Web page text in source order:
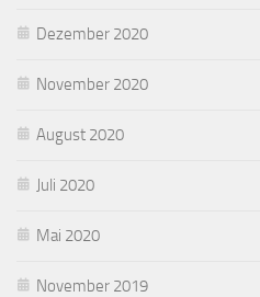
Dezember 2020
November 2020
August 2020
Juli 2020
Mai 2020
November 2019